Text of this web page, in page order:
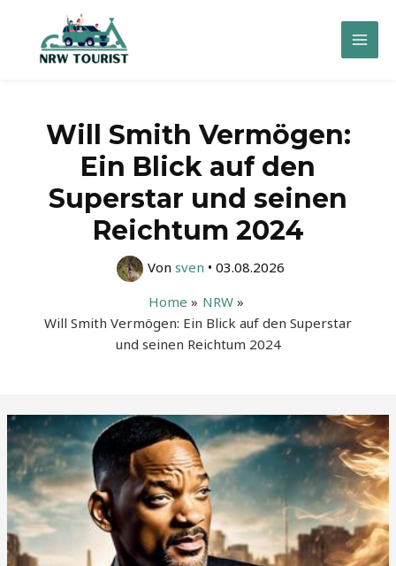
springen
Main
Will Smith Vermögen:
Ein Blick auf den
Superstar und seinen
Reichtum 2024
Von sven • 03.08.2026
Home
NRW
Will Smith Vermögen: Ein Blick auf den Superstar
und seinen Reichtum 2024